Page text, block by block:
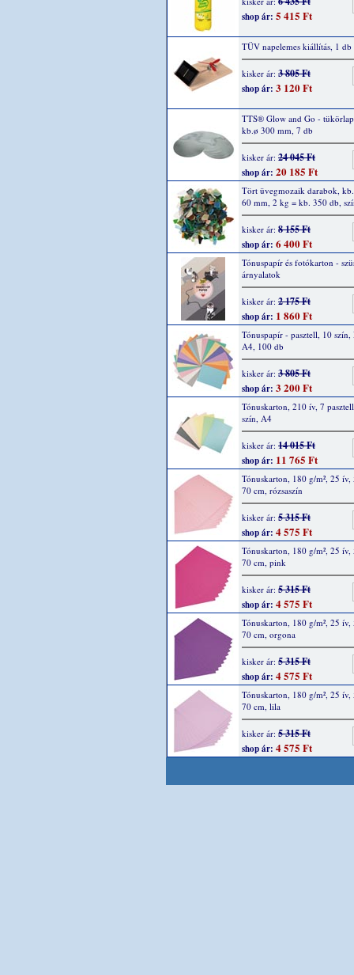
shop ár: 5 415 Ft
TÜV napelemes kiállítás, 1 db
kisker ár: 3 805 Ft
shop ár: 3 120 Ft
TTS® Glow and Go -
kb.ø 300 mm, 7 db
kisker ár: 24 045 Ft
shop ár: 20 185 Ft
Tört üvegmozaik darabok,
60 mm, 2 kg = kb. 350 db,
kisker ár: 8 155 Ft
shop ár: 6 400 Ft
Tónuspapír és fotókarton -
árnyalatok
kisker ár: 2 175 Ft
shop ár: 1 860 Ft
Tónuspapír - pasztell, 10
A4, 100 db
kisker ár: 3 805 Ft
shop ár: 3 200 Ft
Tónuskarton, 210 ív, 7 pasztell
szín, A4
kisker ár: 14 015 Ft
shop ár: 11 765 Ft
Tónuskarton, 180 g/m², 25 ív,
70 cm, rózsaszín
kisker ár: 5 315 Ft
shop ár: 4 575 Ft
Tónuskarton, 180 g/m², 25 ív,
70 cm, pink
kisker ár: 5 315 Ft
shop ár: 4 575 Ft
Tónuskarton, 180 g/m², 25 ív,
70 cm, orgona
kisker ár: 5 315 Ft
shop ár: 4 575 Ft
Tónuskarton, 180 g/m², 25 ív,
70 cm, lila
kisker ár: 5 315 Ft
shop ár: 4 575 Ft